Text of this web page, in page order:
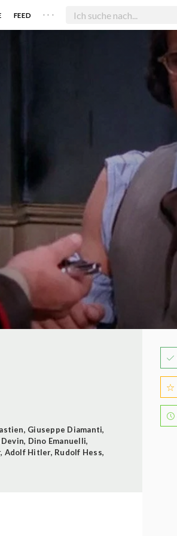
FEED . . .
, Giuseppe Diamanti,
Devin, Dino Emanuelli,
, Adolf Hitler, Rudolf Hess,